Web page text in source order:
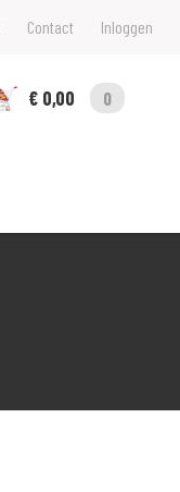
Contact Inloggen
€ 0,00
0